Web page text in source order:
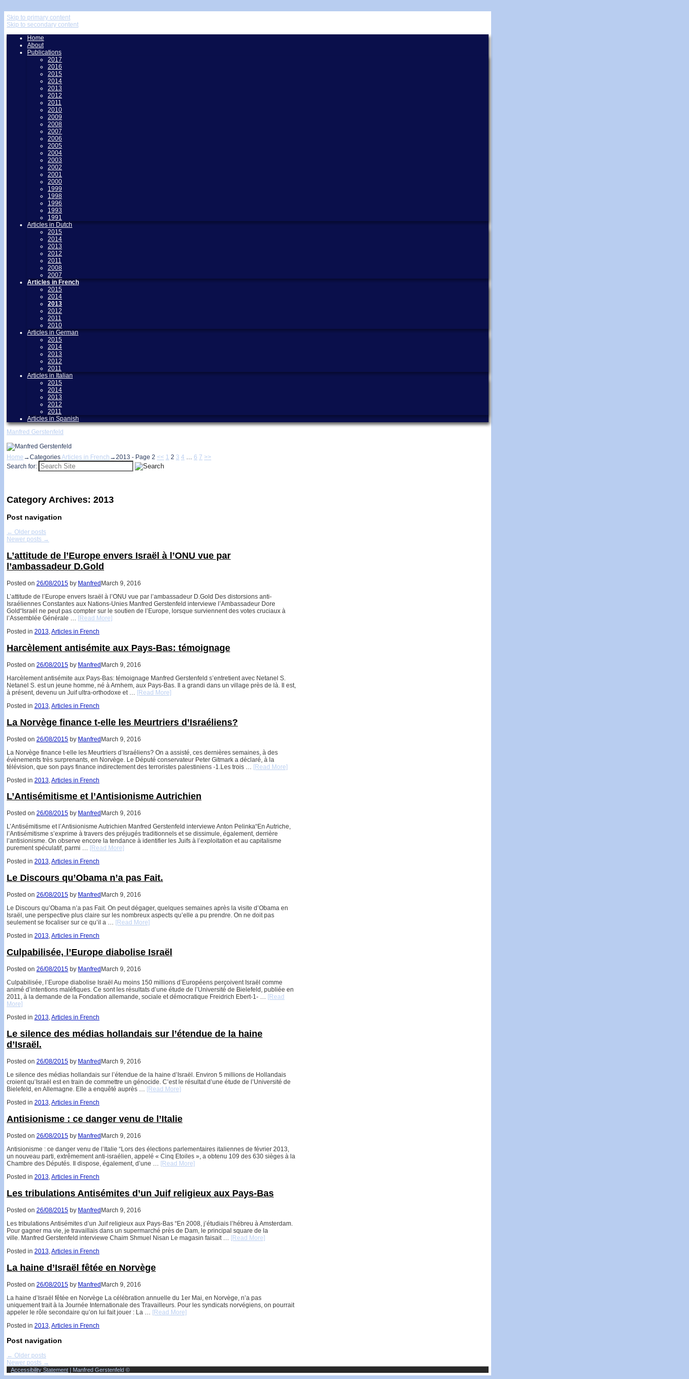
Skip to primary content
Skip to secondary content
Home
About
Publications
2017
2016
2015
2014
2013
2012
2011
2010
2009
2008
2007
2006
2005
2004
2003
2002
2001
2000
1999
1998
1996
1993
1991
Articles in Dutch
2015
2014
2013
2012
2011
2008
2007
Articles in French
2015
2014
2013
2012
2011
2010
Articles in German
2015
2014
2013
2012
2011
Articles in Italian
2015
2014
2013
2012
2011
Articles in Spanish
Manfred Gerstenfeld
Home →CategoriesArticles in French →2013 - Page 2 << 1 2 3 4 … 6 7 >>
Search for:
Category Archives: 2013
Post navigation
← Older posts
Newer posts →
L’attitude de l’Europe envers Israël à l’ONU vue par
l’ambassadeur D.Gold
Posted on 26/08/2015 by ManfredMarch 9, 2016
L’attitude de l’Europe envers Israël à l’ONU vue par l’ambassadeur D.Gold Des distorsions anti-
Israéliennes Constantes aux Nations-Unies Manfred Gerstenfeld interviewe l’Ambassadeur Dore
Gold“Israël ne peut pas compter sur le soutien de l’Europe, lorsque surviennent des votes cruciaux à
l’Assemblée Générale … [Read More]
Posted in 2013 Articles in French
Harcèlement antisémite aux Pays-Bas: témoignage
Posted on 26/08/2015 by ManfredMarch 9, 2016
Harcèlement antisémite aux Pays-Bas: témoignage Manfred Gerstenfeld s’entretient avec Netanel S.
Netanel S. est un jeune homme, né à Arnhem, aux Pays-Bas. Il a grandi dans un village près de là. Il est,
à présent, devenu un Juif ultra-orthodoxe et … [Read More]
Posted in 2013 Articles in French
La Norvège finance t-elle les Meurtriers d’Israéliens?
Posted on 26/08/2015 by ManfredMarch 9, 2016
La Norvège finance t-elle les Meurtriers d’Israéliens? On a assisté, ces dernières semaines, à des
évènements très surprenants, en Norvège. Le Député conservateur Peter Gitmark a déclaré, à la
télévision, que son pays finance indirectement des terroristes palestiniens -1.Les trois … [Read More]
Posted in 2013 Articles in French
L’Antisémitisme et l’Antisionisme Autrichien
Posted on 26/08/2015 by Manfred March 9, 2016
L’Antisémitisme et l’Antisionisme Autrichien Manfred Gerstenfeld interviewe Anton Pelinka“En Autriche,
l’Antisémitisme s’exprime à travers des préjugés traditionnels et se dissimule, également, derrière
l’antisionisme. On observe encore la tendance à identifier les Juifs à l’exploitation et au capitalisme
purement spéculatif, parmi … [Read More]
Posted in 2013,Articles in French
Le Discours qu’Obama n’a pas Fait.
Posted on 26/08/2015 by Manfred March 9, 2016
Le Discours qu’Obama n’a pas Fait. On peut dégager, quelques semaines après la visite d’Obama en
Israël, une perspective plus claire sur les nombreux aspects qu’elle a pu prendre. On ne doit pas
seulement se focaliser sur ce qu’il a … [Read More]
Posted in 2013,Articles in French
Culpabilisée, l’Europe diabolise Israël
Posted on 26/08/2015 by Manfred March 9, 2016
Culpabilisée, l’Europe diabolise Israël Au moins 150 millions d’Européens perçoivent Israël comme
animé d’intentions maléfiques. Ce sont les résultats d’une étude de l’Université de Bielefeld, publiée en
2011, à la demande de la Fondation allemande, sociale et démocratique Freidrich Ebert-1- … [Read
More]
Posted in 2013,Articles in French
Le silence des médias hollandais sur l’étendue de la haine
d’Israël.
Posted on 26/08/2015 by Manfred March 9, 2016
Le silence des médias hollandais sur l’étendue de la haine d’Israël. Environ 5 millions de Hollandais
croient qu’Israël est en train de commettre un génocide. C’est le résultat d’une étude de l’Université de
Bielefeld, en Allemagne. Elle a enquêté auprès … [Read More]
Posted in 2013,Articles in French
Antisionisme : ce danger venu de l’Italie
Posted on 26/08/2015 by Manfred March 9, 2016
Antisionisme : ce danger venu de l’Italie “Lors des élections parlementaires italiennes de février 2013,
un nouveau parti, extrêmement anti-israélien, appelé « Cinq Etoiles », a obtenu 109 des 630 sièges à la
Chambre des Députés. Il dispose, également, d’une … [Read More]
Posted in 2013,Articles in French
Les tribulations Antisémites d’un Juif religieux aux Pays-Bas
Posted on 26/08/2015 by ManfredMarch 9, 2016
Les tribulations Antisémites d’un Juif religieux aux Pays-Bas “En 2008, j’étudiais l’hébreu à Amsterdam.
Pour gagner ma vie, je travaillais dans un supermarché près de Dam, le principal square de la
ville. Manfred Gerstenfeld interviewe Chaim Shmuel Nisan Le magasin faisait … [Read More]
Posted in 2013 Articles in French
La haine d’Israël fêtée en Norvège
Posted on 26/08/2015 by ManfredMarch 9, 2016
La haine d’Israël fêtée en Norvège La célébration annuelle du 1er Mai, en Norvège, n’a pas
uniquement trait à la Journée Internationale des Travailleurs. Pour les syndicats norvégiens, on pourrait
appeler le rôle secondaire qu’on lui fait jouer : La … [Read More]
Posted in 2013 Articles in French
Post navigation
← Older posts
Newer posts →
Accessibility Statement | Manfred Gerstenfeld ©